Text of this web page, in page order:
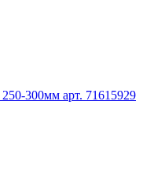
300мм арт. 71615929